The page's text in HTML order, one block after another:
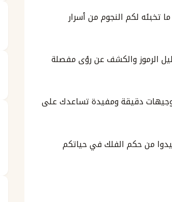
ما تخبئه لكم النجوم من أسرار
الرموز والكشف عن رؤى مفصلة
دقيقة ومفيدة تساعدك على
من حكم الفلك في حياتكم